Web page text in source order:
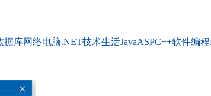
据库网络电脑.NET技术生活JavaASPC++软件编程